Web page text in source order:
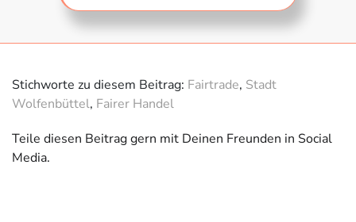
Stichworte zu diesem Beitrag: Fairtrade, Stadt
Wolfenbüttel, Fairer Handel
Teile diesen Beitrag gern mit Deinen Freunden in Social
Media.